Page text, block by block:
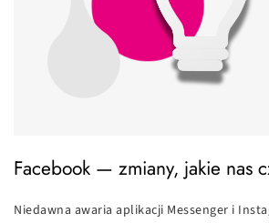
Facebook — zmiany, jakie nas
Niedawna awaria aplikacji Messenger i